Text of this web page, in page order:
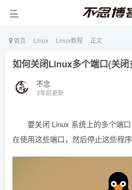
首页 Linux Linux教程 正文
如何关闭Linux多个端口(关
不念
3年前更新
要关闭 Linux 系统上的多个端
在使用这些端口，然后停止这些程序